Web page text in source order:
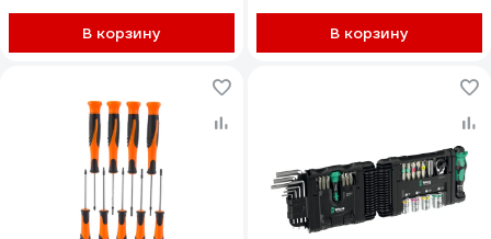
В корзину В корзину